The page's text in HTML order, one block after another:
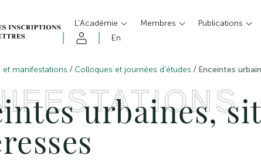
L’Académie Membres Publications
En
et manifestations / Colloques et journées d'études / Enceintes
urbaines,